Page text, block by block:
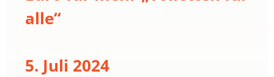
alle“
5. Juli 2024